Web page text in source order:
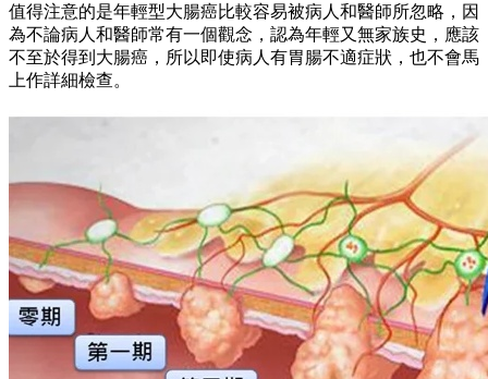
值得注意的是年輕型大腸癌比較容易被病人和醫師所忽略，因
為不論病人和醫師常有一個觀念，認為年輕又無家族史，應該
不至於得到大腸癌，所以即使病人有胃腸不適症狀，也不會馬
上作詳細檢查。